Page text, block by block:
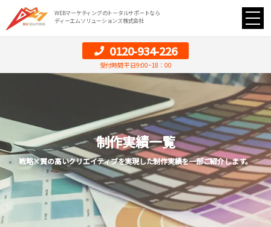
WEBマーケティングのトータルサポートなら
ディーエムソリューションズ株式会社
0120-934-226
受付時間 平日9:00~18：00
制作実績一覧
戦略×質の高いクリエイティブを実現した制作実績を一部ご紹介します。